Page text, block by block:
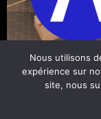
Nous utilisons
expérience sur
site, nous